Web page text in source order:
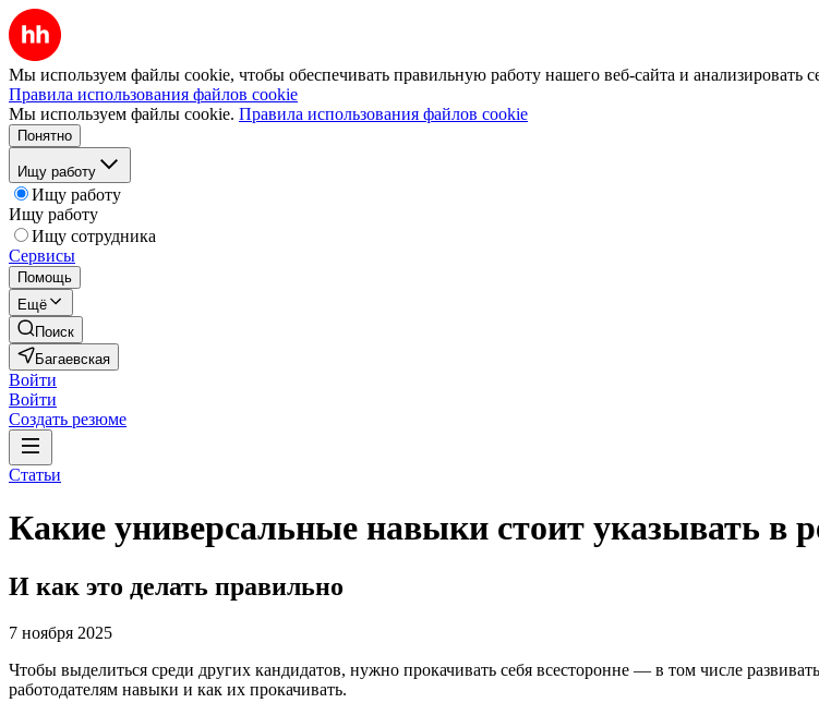
Мы используем файлы cookie, чтобы обеспечивать правильную работу нашего веб-сайта и анализировать
Правила использования файлов cookie
Мы используем файлы cookie. Правила использования файлов cookie
Понятно
Ищу работу
Ищу работу
Ищу работу
Ищу сотрудника
Сервисы
Помощь
Ещё
Поиск
Багаевская
Войти
Войти
Создать резюме
Статьи
Какие универсальные навыки стоит указывать в
И как это делать правильно
7 ноября 2025
Чтобы выделиться среди других кандидатов, нужно прокачивать себя всесторонне — в том числе
работодателям навыки и как их прокачивать.